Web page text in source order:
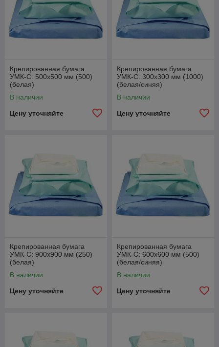
Крепированная бумага
УМК-С: 500х500 мм (500)
(белая)
В наличии
Цену уточняйте
Крепированная бумага
УМК-С: 300х300 мм (1000)
(белая/синяя)
В наличии
Цену уточняйте
Крепированная бумага
УМК-С: 900х900 мм (250)
(белая)
В наличии
Цену уточняйте
Крепированная бумага
УМК-С: 600х600 мм (500)
(белая/синяя)
В наличии
Цену уточняйте